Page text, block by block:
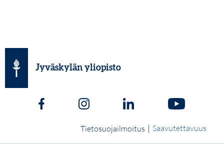
Jyväskylän yliopisto
Tietosuojailmoitus | Saavutettavuus